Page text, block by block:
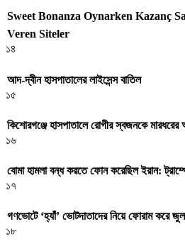
Sweet Bonanza Oynarken Kazanç
Veren Siteler
১৪
আদ-দ্বীন হাসপাতালের লাইসেন্স বাতিল
১৫
কিশোরগঞ্জে হাসপাতালে রোগীর স্বজনকে
১৬
বোমা হামলা বন্ধ করতে ফোন করেছিল ইরান:
১৭
গণভোটে ‘হ্যাঁ’ ভোটদাতাদের নিয়ে ফোরাম করে
১৮